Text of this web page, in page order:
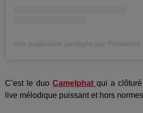
C’est le duo Camelphat qui a
live mélodique puissant et hors